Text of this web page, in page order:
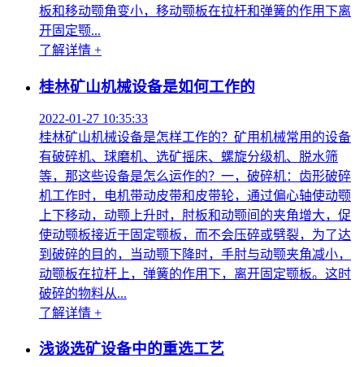
板和移动颚角变小，移动颚板在拉杆和弹簧的作用下离
开固定颚...
了解详情 +
桂林矿山机械设备是如何工作的
2022-01-27 10:35:33
桂林矿山机械设备是怎样工作的？矿用机械常用的设备
有破碎机、球磨机、选矿摇床、螺旋分级机、脱水筛
等，那这些设备是怎么运作的？一，破碎机：齿形破碎
机工作时，电机带动皮带和皮带轮，通过偏心轴使动颚
上下移动，动颚上升时，肘板和动颚间的夹角增大，促
使动颚板接近于固定颚板，而不会压碎或劈裂，为了达
到破碎的目的，当动颚下降时，手肘与动颚夹角减小，
动颚板在拉杆上，弹簧的作用下，离开固定颚板。这时
破碎的物料从...
了解详情 +
浅谈选矿设备中的重选工艺